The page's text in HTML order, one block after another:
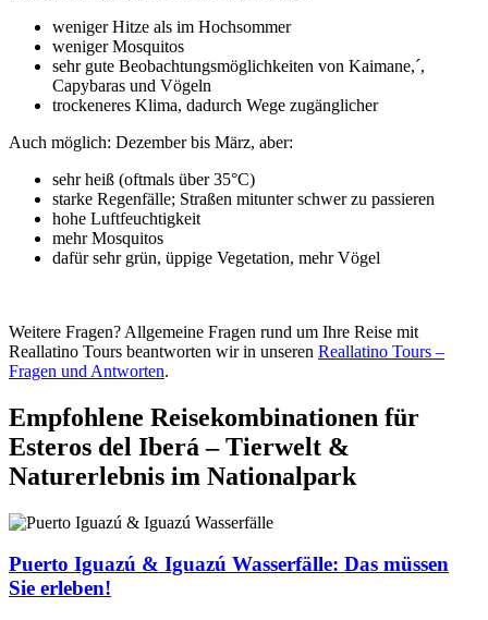
weniger Hitze als im Hochsommer
weniger Mosquitos
sehr gute Beobachtungsmöglichkeiten von Kaimane,´,
Capybaras und Vögeln
trockeneres Klima, dadurch Wege zugänglicher
Auch möglich: Dezember bis März, aber:
sehr heiß (oftmals über 35°C)
starke Regenfälle; Straßen mitunter schwer zu passieren
hohe Luftfeuchtigkeit
mehr Mosquitos
dafür sehr grün, üppige Vegetation, mehr Vögel
Weitere Fragen? Allgemeine Fragen rund um Ihre Reise mit
Reallatino Tours beantworten wir in unseren Reallatino Tours –
Fragen und Antworten.
Empfohlene Reisekombinationen für
Esteros del Iberá – Tierwelt &
Naturerlebnis im Nationalpark
Puerto Iguazú & Iguazú Wasserfälle: Das müssen
Sie erleben!